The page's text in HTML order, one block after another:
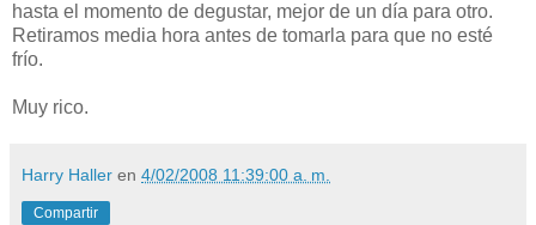
hasta el momento de degustar, mejor de un día para otro.
Retiramos media hora antes de tomarla para que no esté
frío.
Muy rico.
Harry Haller en 4/02/2008 11:39:00 a. m.
Compartir